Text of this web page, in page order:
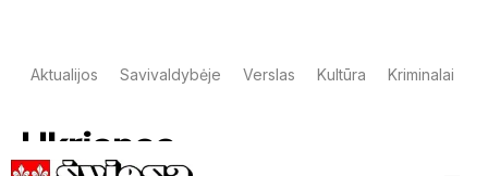
Aktualijos Savivaldybėje Verslas Kultūra Kriminalai
Ukrianaa